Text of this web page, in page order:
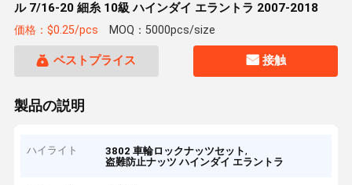
ル 7/16-20 細糸 10級 ハインダイ エラントラ 2007-2018
価格：$0.25/pcs MOQ：5000pcs/size
ベストプライス 接触
製品の説明
ハイライト 3802 車輪ロックナッツセット,
盗難防止ナッツ ハインダイ エラントラ